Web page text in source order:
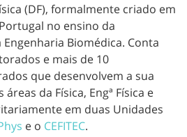
(DF), formalmente criado em
no ensino da
Engenharia Biomédica. Conta
e mais de 10
que desenvolvem a sua
da Física, Engª Física e
em duas Unidades
e o CEFITEC.